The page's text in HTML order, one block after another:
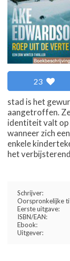
23
stad is het
aangetroffen.
identiteit valt op
wanneer zich
enkele
het
Schrijver:
Oorspronkelijke
Eerste uitgave:
ISBN/EAN:
Ebook:
Uitgever: